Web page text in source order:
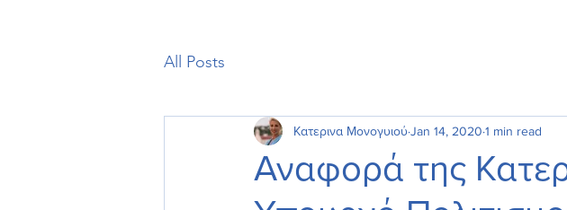
All Posts
Αναφορά της
Κατερινα ΜονογυιούJan 14, 2020 1 min read